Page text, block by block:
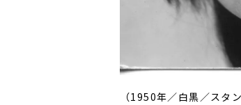
（1950年／白黒／ス